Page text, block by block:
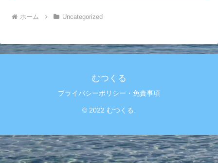
ホーム Uncategorized
むつくる
プライバシーポリシー・免責事項
© 2022 むつくる.